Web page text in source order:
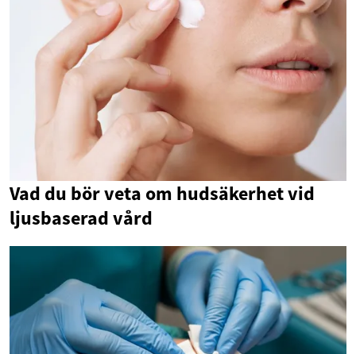
Vad du bör veta om hudsäkerhet vid
ljusbaserad vård